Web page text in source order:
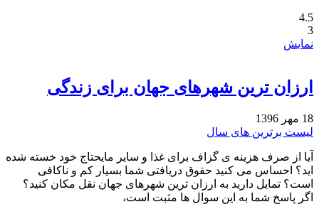
4.5
3
نمایش
ارزان ترین شهرهای جهان برای زندگی
18 مهر 1396
لیست برترین های سال
آیا از صرف هزینه ی گزاف برای غذا و سایر مایحتاج خود خسته شده
اید؟ احساس می کنید حقوق دریافتی شما بسیار کم و ناکافی
است؟ تمایل دارید به ارزان ترین شهرهای جهان نقل مکان کنید؟
اگر پاسخ شما به این سوال ها مثبت است،